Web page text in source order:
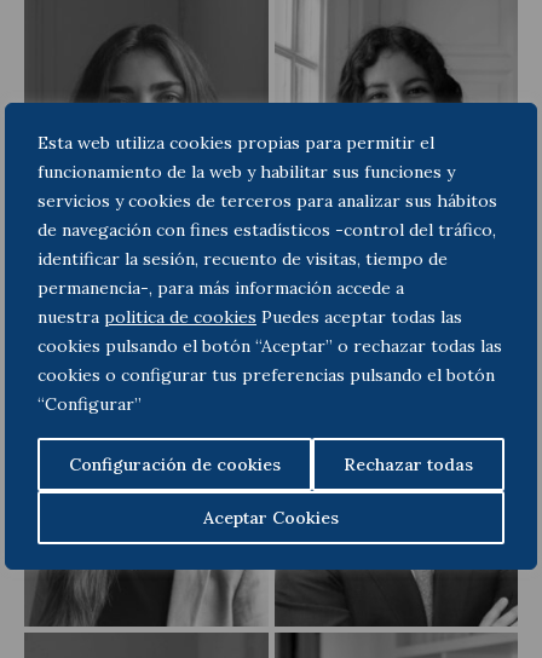
Esta web utiliza cookies propias para permitir el
funcionamiento de la web y habilitar sus funciones y
servicios y cookies de terceros para analizar sus hábitos
de navegación con fines estadísticos -control del tráfico,
identificar la sesión, recuento de visitas, tiempo de
permanencia-, para más información accede a
nuestra politica de cookies Puedes aceptar todas las
cookies pulsando el botón “Aceptar” o rechazar todas las
cookies o configurar tus preferencias pulsando el botón
“Configurar”
Configuración de cookies Rechazar todas
Aceptar Cookies